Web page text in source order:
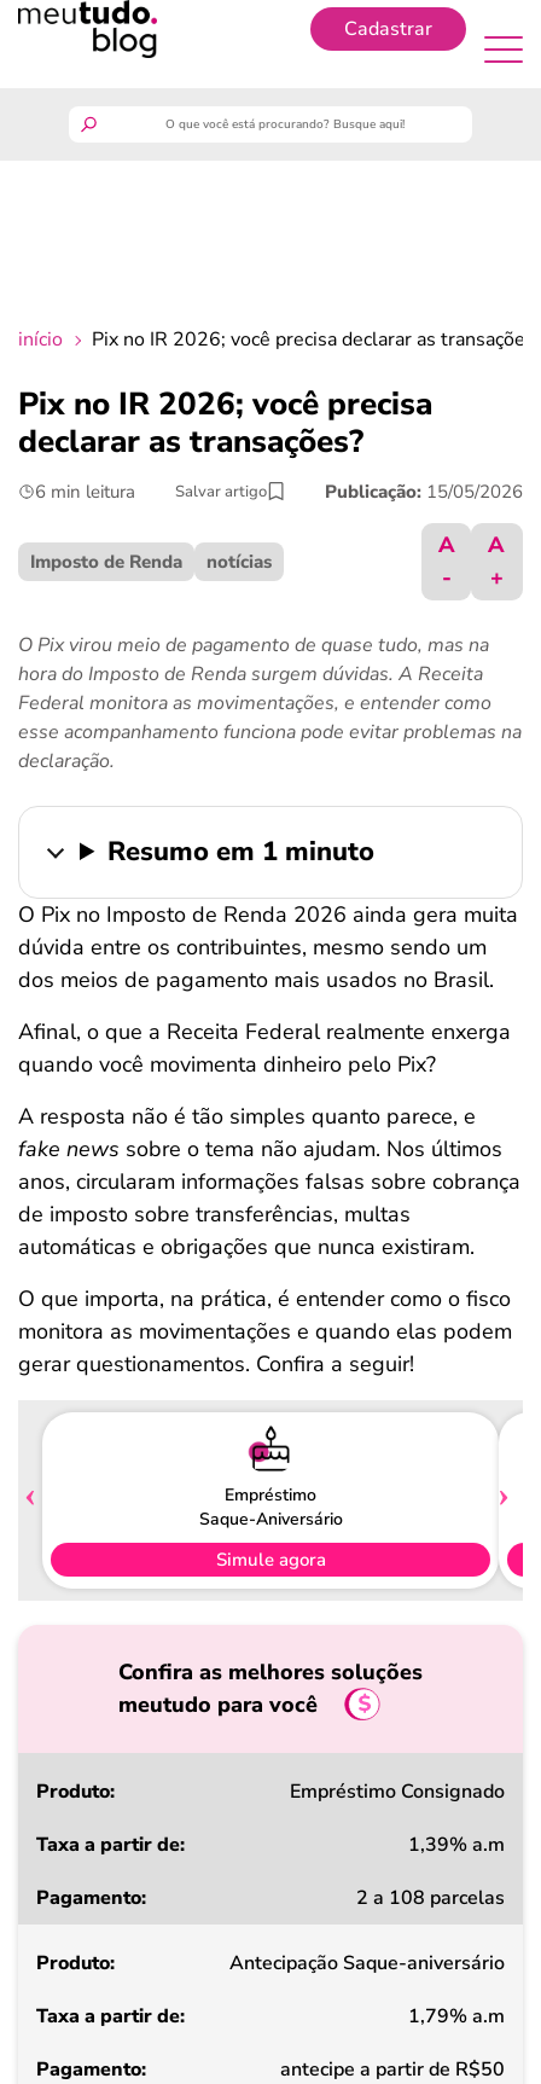
Cadastrar
crédito fácil
últimas notícias
ferramentas
início Pix no IR 2026; você precisa declarar as
Pix no IR 2026; você precisa
declarar as transações?
6 min leitura Salvar artigo Publicação: 15/05/2026
Imposto de Renda notícias
A
-
A
+
O Pix virou meio de pagamento de quase tudo, mas na
hora do Imposto de Renda surgem dúvidas. A Receita
Federal monitora as movimentações, e entender como
esse acompanhamento funciona pode evitar problemas na
declaração.
Resumo em 1 minuto
O Pix no Imposto de Renda 2026 ainda gera muita
dúvida entre os contribuintes, mesmo sendo um
dos meios de pagamento mais usados no Brasil.
Afinal, o que a Receita Federal realmente enxerga
quando você movimenta dinheiro pelo Pix?
A resposta não é tão simples quanto parece, e
fake news sobre o tema não ajudam. Nos últimos
anos, circularam informações falsas sobre cobrança
de imposto sobre transferências, multas
automáticas e obrigações que nunca existiram.
O que importa, na prática, é entender como o fisco
monitora as movimentações e quando elas podem
gerar questionamentos. Confira a seguir!
Empréstimo
Saque-Aniversário
Simule agora
Confira as melhores soluções
meutudo para você
Produto
a
de
Pagamento
Empréstimo Consignado
1,39% a.m
2 a 108 parcelas
Antecipação Saque-aniversário
1,79% a.m
antecipe a partir de R$50